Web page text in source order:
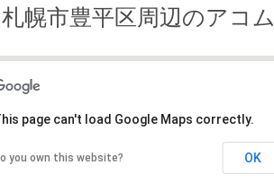
札幌市豊平区周辺のアコム
page can't load Google Maps correctly.
you own this website? OK